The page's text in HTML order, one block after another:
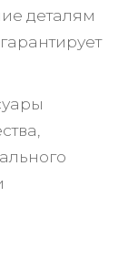
деталям